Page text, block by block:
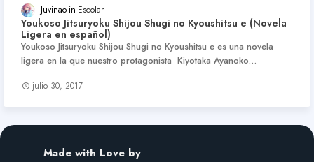
Juvinao Escolar
Youkoso Jitsuryoku Shijou Shugi no Kyoushitsu e (Novela
Ligera en español)
Youkoso Jitsuryoku Shijou Shugi no Kyoushitsu e es una novela
ligera en la que nuestro protagonista Kiyotaka Ayanoko…
julio 30, 2017
Made with Love by